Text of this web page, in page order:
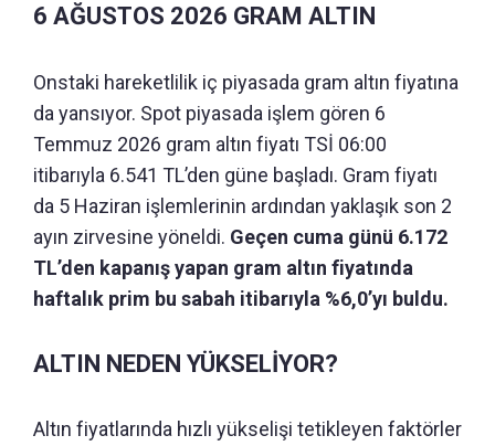
6 AĞUSTOS 2026 GRAM ALTIN
Onstaki hareketlilik iç piyasada gram altın fiyatına
da yansıyor. Spot piyasada işlem gören 6
Temmuz 2026 gram altın fiyatı TSİ 06:00
itibarıyla 6.541 TL’den güne başladı. Gram fiyatı
da 5 Haziran işlemlerinin ardından yaklaşık son 2
ayın zirvesine yöneldi. Geçen cuma günü 6.172
TL’den kapanış yapan gram altın fiyatında
haftalık prim bu sabah itibarıyla %6,0’yı buldu.
ALTIN NEDEN YÜKSELİYOR?
Altın fiyatlarında hızlı yükselişi tetikleyen faktörler